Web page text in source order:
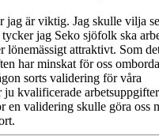
jag är viktig. Jag skulle vilja
jag Seko sjöfolk ska
lönemässigt attraktivt. Som
har minskat för oss
sorts validering för våra
kvalificerade
en validering skulle göra oss